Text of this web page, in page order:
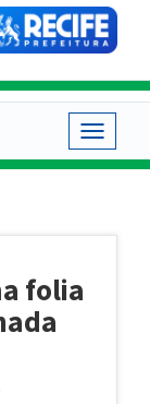
Toggle
folia